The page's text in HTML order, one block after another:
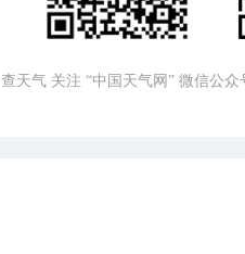
查天气 关注 “中国天气网” 微信公众